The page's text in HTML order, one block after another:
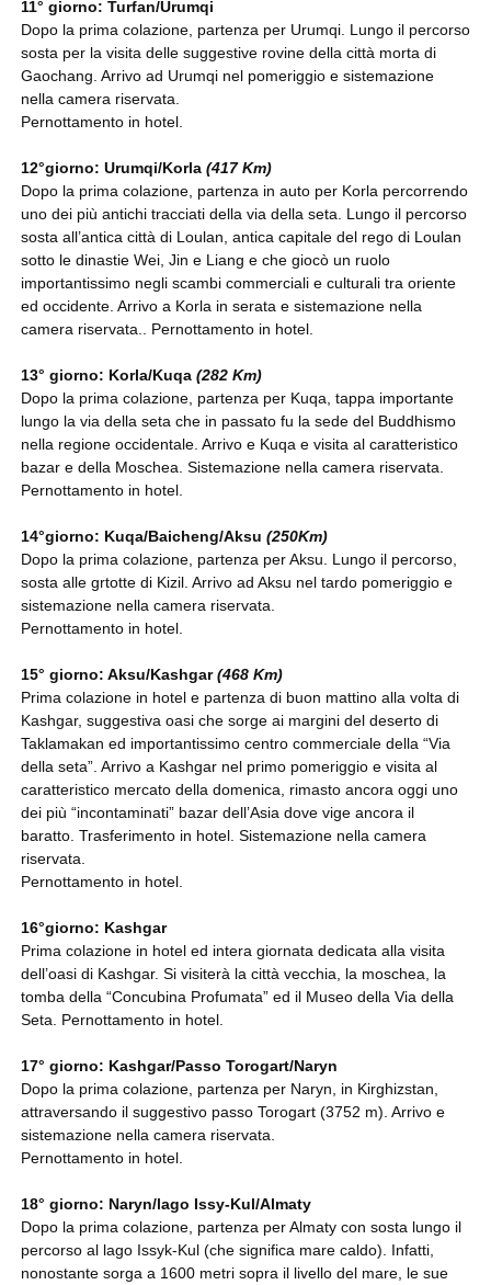
11° giorno: Turfan/Urumqi
Dopo la prima colazione, partenza per Urumqi. Lungo il percorso
sosta per la visita delle suggestive rovine della città morta di
Gaochang. Arrivo ad Urumqi nel pomeriggio e sistemazione
nella camera riservata.
Pernottamento in hotel.
12°giorno: Urumqi/Korla (417 Km)
Dopo la prima colazione, partenza in auto per Korla percorrendo
uno dei più antichi tracciati della via della seta. Lungo il percorso
sosta all’antica città di Loulan, antica capitale del rego di Loulan
sotto le dinastie Wei, Jin e Liang e che giocò un ruolo
importantissimo negli scambi commerciali e culturali tra oriente
ed occidente. Arrivo a Korla in serata e sistemazione nella
camera riservata.. Pernottamento in hotel.
13° giorno: Korla/Kuqa (282 Km)
Dopo la prima colazione, partenza per Kuqa, tappa importante
lungo la via della seta che in passato fu la sede del Buddhismo
nella regione occidentale. Arrivo e Kuqa e visita al caratteristico
bazar e della Moschea. Sistemazione nella camera riservata.
Pernottamento in hotel.
14°giorno: Kuqa/Baicheng/Aksu (250Km)
Dopo la prima colazione, partenza per Aksu. Lungo il percorso,
sosta alle grtotte di Kizil. Arrivo ad Aksu nel tardo pomeriggio e
sistemazione nella camera riservata.
Pernottamento in hotel.
15° giorno: Aksu/Kashgar(468 Km)
Prima colazione in hotel e partenza di buon mattino alla volta di
Kashgar, suggestiva oasi che sorge ai margini del deserto di
Taklamakan ed importantissimo centro commerciale della “Via
della seta”. Arrivo a Kashgar nel primo pomeriggio e visita al
caratteristico mercato della domenica, rimasto ancora oggi uno
dei più “incontaminati” bazar dell’Asia dove vige ancora il
baratto. Trasferimento in hotel. Sistemazione nella camera
riservata.
Pernottamento in hotel.
16°giorno: Kashgar
Prima colazione in hotel ed intera giornata dedicata alla visita
dell’oasi di Kashgar. Si visiterà la città vecchia, la moschea, la
tomba della “Concubina Profumata” ed il Museo della Via della
Seta. Pernottamento in hotel.
17° giorno: Kashgar/Passo Torogart/Naryn
Dopo la prima colazione, partenza per Naryn, in Kirghizstan,
attraversando il suggestivo passo Torogart (3752 m). Arrivo e
sistemazione nella camera riservata.
Pernottamento in hotel.
18° giorno: Naryn/lago Issy-Kul/Almaty
Dopo la prima colazione, partenza per Almaty con sosta lungo il
percorso al lago Issyk-Kul (che significa mare caldo). Infatti,
nonostante sorga a 1600 metri sopra il livello del mare, le sue